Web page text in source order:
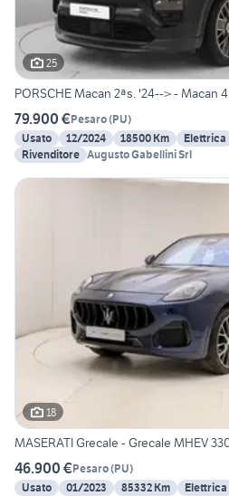
25
PORSCHE Macan 2ªs. '24--> - Macan 4
79.900 €Pesaro(PU)
Usato
12/2024 18500 Km Elettrica
Rivenditore Augusto Gabellini Srl
18
MASERATI Grecale - Grecale MHEV
46.900 €Pesaro(PU)
Usato
01/2023 85332 Km Elettrica